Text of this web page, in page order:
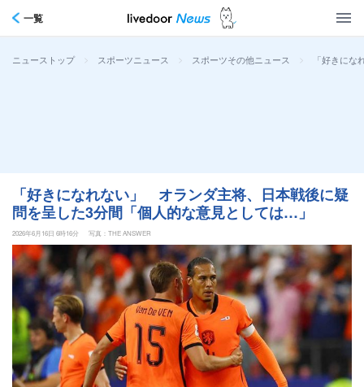
一覧
ニューストップ > スポーツニュース > スポーツその他ニュース > 「好きに
「好きになれない」 オランダ主将、日本戦後に疑
問を呈した3分間「個人的な意見としては…」
2026年6月16日 6時16分 写真：THE ANSWER